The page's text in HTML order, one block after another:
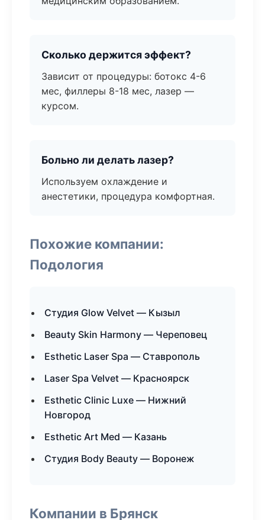
Сколько держится эффект?
Зависит от процедуры: ботокс 4-6
мес, филлеры 8-18 мес, лазер —
курсом.
Больно ли делать лазер?
Используем охлаждение и
анестетики, процедура комфортная.
Похожие компании:
Подология
Студия Glow Velvet — Кызыл
Beauty Skin Harmony — Череповец
Esthetic Laser Spa — Ставрополь
Laser Spa Velvet — Красноярск
Esthetic Clinic Luxe — Нижний
Новгород
Esthetic Art Med — Казань
Студия Body Beauty — Воронеж
Компании в Брянск